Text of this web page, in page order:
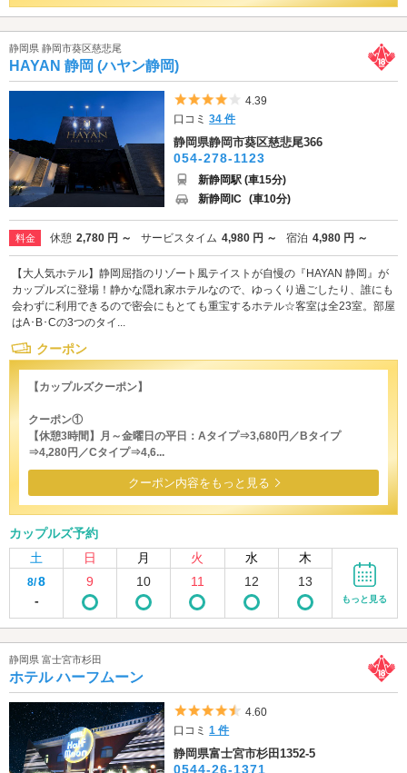
静岡県 静岡市葵区慈悲尾
HAYAN 静岡 (ハヤン静岡)
5つ星のうち4
4.39
口コミ34 件
静岡県静岡市葵区慈悲尾366
054-278-1123
新静岡駅 (車15分)
新静岡IC (車10分)
料金 休憩 2,780 円 ～ サービスタイム 4,980 円 ～ 宿泊 4,980 円 ～
【大人気ホテル】静岡屈指のリゾート風テイストが自慢の『HAYAN 静岡』が
カップルズに登場！静かな隠れ家ホテルなので、ゆっくり過ごしたり、誰にも
会わずに利用できるので密会にもとても重宝するホテル☆客室は全23室。部屋
はA･B･Cの3つのタイ...
クーポン
【カップルズクーポン】
クーポン①
【休憩3時間】月～金曜日の平日：Aタイプ⇒3,680円／Bタイプ
⇒4,280円／Cタイプ⇒4,6...
クーポン内容をもっと見る
カップルズ予約
土
日 月 火 水 木
8/8
-
9 10 11 12 13
もっと見る
静岡県 富士宮市杉田
ホテル ハーフムーン
5つ星のうち4.5
4.60
口コミ1 件
静岡県富士宮市杉田1352-5
0544-26-1371